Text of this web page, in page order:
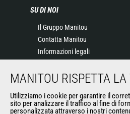
SU DI NOI
Il Gruppo Manitou
Contatta Manitou
Informazioni legali
News
General Terms and Conditions of
MANITOU RISPETTA
Utilizziamo i cookie per garantire il
sito per analizzare il traffico al fine di
personalizzata attraverso i nostri